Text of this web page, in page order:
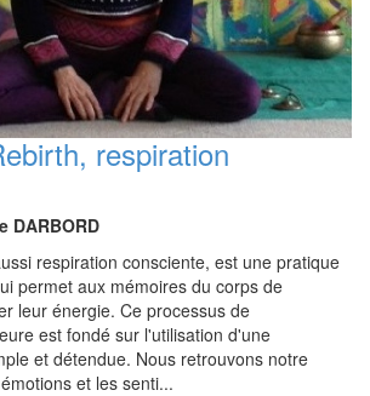
respiration
DARBORD
respiration consciente, est une pratique
permet aux mémoires du corps de
leur énergie. Ce processus de
est fondé sur l'utilisation d'une
et détendue. Nous retrouvons notre
et les senti...